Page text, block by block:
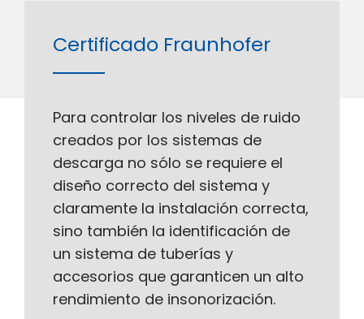
Certificado Fraunhofer
Para controlar los niveles de ruido
creados por los sistemas de
descarga no sólo se requiere el
diseño correcto del sistema y
claramente la instalación correcta,
sino también la identificación de
un sistema de tuberías y
accesorios que garanticen un alto
rendimiento de insonorización.